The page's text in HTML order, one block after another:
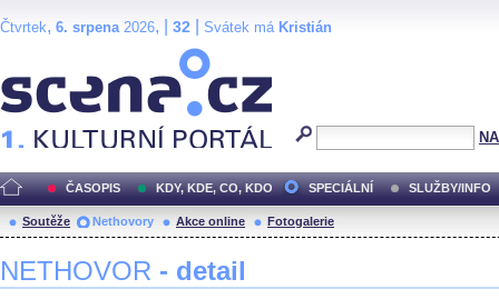
Čtvrtek, 6. srpena2026, | 32 Svátek má Kristián
ČASOPIS KDY, KDE, CO, KDO SPECIÁLNÍ SLUŽBY/INFO
Soutěže Nethovory Akce online Fotogalerie
NETHOVOR - detail